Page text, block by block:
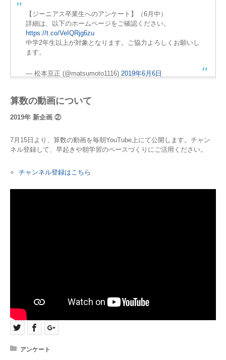
【ジーニアス卒業生へのアンケート】（6月中）
詳細は、以下のホームページをご確認ください。
https://t.co/VeIQRjg6zu
中学2年生以上が対象となります。ご協力よろしくお願いし
ます。
— 松本亘正 (@matsumoto1116) 2019年6月6日
算数の動画について
2019年 新企画 ②
7月15日より、算数の動画を毎朝YouTube上にて公開します。チャン
ネル登録して、早起きや朝学習のペースづくりにご活用ください。
チャンネル登録はこちら
アンケート